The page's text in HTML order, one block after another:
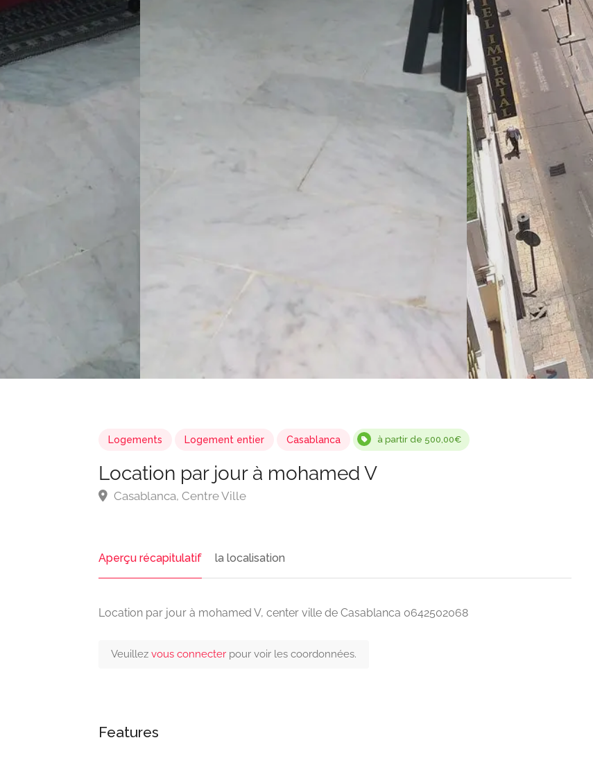
Logements Logement entier Casablanca à partir de 500,00€
Location par jour à mohamed V
Casablanca, Centre Ville
Aperçu récapitulatif la localisation
Location par jour à mohamed V, center ville de Casablanca 0642502068
Veuillez vous connecter pour voir les coordonnées.
Features